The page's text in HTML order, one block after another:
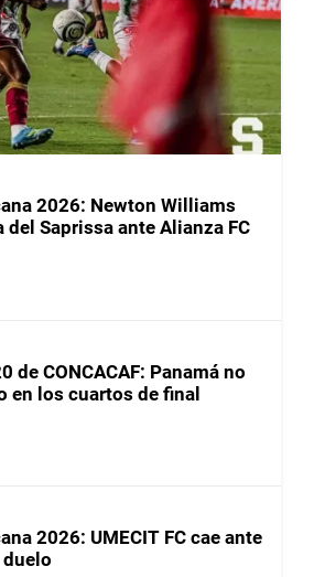
2026: Newton Williams
Saprissa ante Alianza FC
de CONCACAF: Panamá no
en los cuartos de final
2026: UMECIT FC cae ante